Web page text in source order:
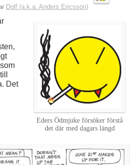
Dolf (a.k.a. Anders Ericsson)
Eders Ödmjuke försöker förstå
det där med dagars längd
Det